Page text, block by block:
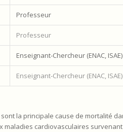
Professeur
Professeur
Enseignant-Chercheur (ENAC, ISAE)
Enseignant-Chercheur (ENAC, ISAE)
la principale cause de mortalité
maladies cardiovasculaires